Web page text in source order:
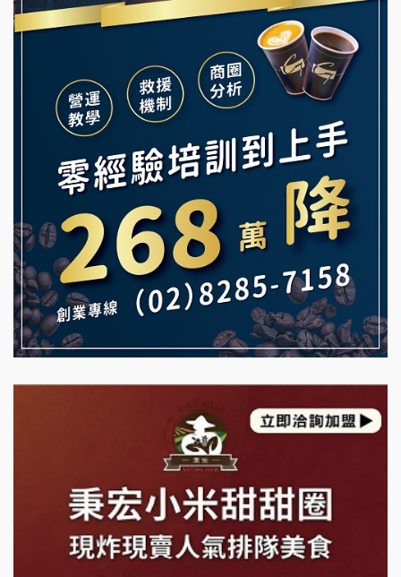
Ramble Café 漫步藍咖啡加盟說明會
微風亭鐵板燒加盟說明會
鮮茶道加盟說明會
【曉妍美妝】誠徵行政櫃檯
自助洗衣店誠徵代洗收送人員(台中市)
MUSHEN徵SPA美容芳療師
日十。早午食加盟說明會
拾鑶火鍋加盟說明會
韓金量加盟說明會
Mr.Wish加盟說明會
白鬍泡泡 BOHO POPO加盟說明會
雞咕雞咕加盟說明會
TEA TOP加盟說明會
珍好味臭臭鍋加盟說明會
藍象廷泰式火鍋加盟說明會
莫尼早餐Morni加盟說明會
手作功夫茶加盟說明會
SHARE TEA歇腳亭加盟說明會